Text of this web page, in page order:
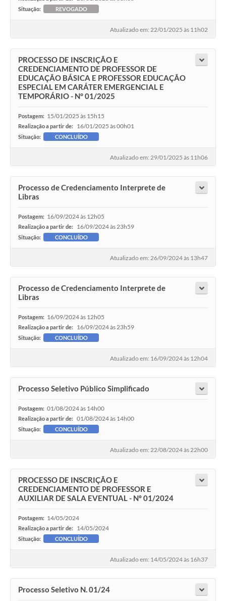
Situação: REVOGADO
Atualizado em: 22/01/2025 às 11h02
PROCESSO DE INSCRIÇÃO E
CREDENCIAMENTO DE PROFESSOR DE
EDUCAÇÃO BÁSICA E PROFESSOR EDUCAÇÃO
ESPECIAL EM CARÁTER EMERGENCIAL E
TEMPORÁRIO - N° 01/2025
Postagem: 15/01/2025 às 15h15
Realização a partir de: 16/01/2025 às 00h01
Situação: CONCLUÍDO
Atualizado em: 29/01/2025 às 11h06
Processo de Credenciamento Interprete de
Libras
Postagem: 16/09/2024 às 12h05
Realização a partir de: 16/09/2024 às 23h59
Situação: CONCLUÍDO
Atualizado em: 26/09/2024 às 13h47
Processo de Credenciamento Interprete de
Libras
Postagem: 16/09/2024 às 12h05
Realização a partir de: 16/09/2024 às 23h59
Situação: CONCLUÍDO
Atualizado em: 16/09/2024 às 12h04
Processo Seletivo Público Simplificado
Postagem: 01/08/2024 às 14h00
Realização a partir de: 01/08/2024 às 14h00
Situação: CONCLUÍDO
Atualizado em: 22/08/2024 às 22h00
PROCESSO DE INSCRIÇÃO E
CREDENCIAMENTO DE PROFESSOR E
AUXILIAR DE SALA EVENTUAL - Nº 01/2024
Postagem: 14/05/2024
Realização a partir de: 14/05/2024
Situação: CONCLUÍDO
Atualizado em: 14/05/2024 às 16h37
Processo Seletivo N. 01/24